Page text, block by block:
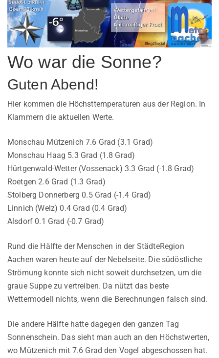
Wo war die Sonne?
Guten Abend!
Hier kommen die Höchsttemperaturen aus der Region. In
Klammern die aktuellen Werte.
Monschau Mützenich 7.6 Grad (3.1 Grad)
Monschau Haag 5.3 Grad (1.8 Grad)
Hürtgenwald-Wetter (Vossenack) 3.3 Grad (-1.8 Grad)
Roetgen 2.6 Grad (1.3 Grad)
Stolberg Donnerberg 0.5 Grad (-1.4 Grad)
Linnich (Welz) 0.4 Grad (0.4 Grad)
Alsdorf 0.1 Grad (-0.7 Grad)
Rund die Hälfte der Menschen in der StädteRegion
Aachen waren heute auf der Nebelseite. Die südöstliche
Strömung konnte sich nicht soweit durchsetzen, um die
graue Suppe zu vertreiben. Da nützt das beste
Wettermodell nichts, wenn die Berechnungen falsch sind.
Die andere Hälfte hatte dagegen den ganzen Tag
Sonnenschein. Das sieht man auch an den Höchstwerten,
wo Mützenich mit 7.6 Grad den Vogel abgeschossen hat.